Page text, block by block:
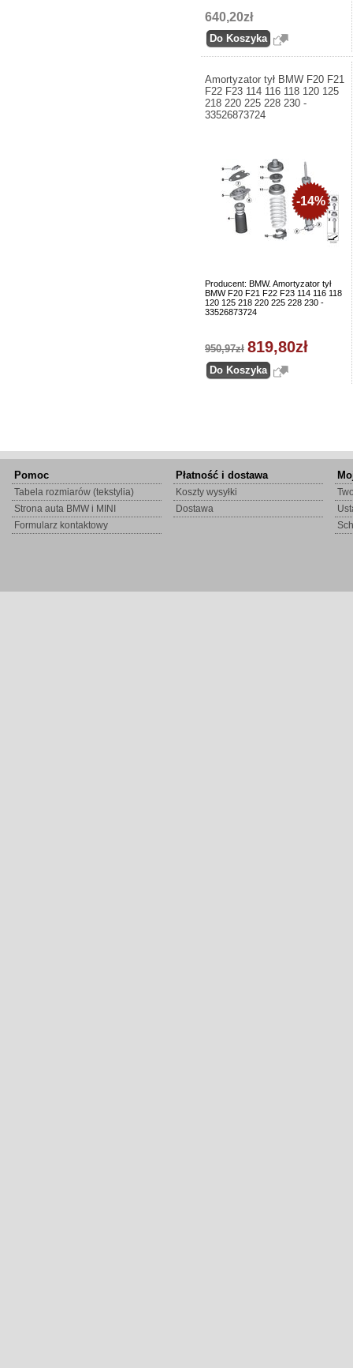
640,20zł
Amortyzator tył BMW F20 F21
F22 F23 114 116 118 120 125
218 220 225 228 230 -
33526873724
Producent: BMW. Amortyzator tył
BMW F20 F21 F22 F23 114 116 118
120 125 218 220 225 228 230 -
33526873724
-14%
950,97zł 819,80zł
Pomoc
Tabela rozmiarów (tekstylia)
Strona auta BMW i MINI
Formularz kontaktowy
Płatność i dostawa
Koszty wysyłki
Dostawa